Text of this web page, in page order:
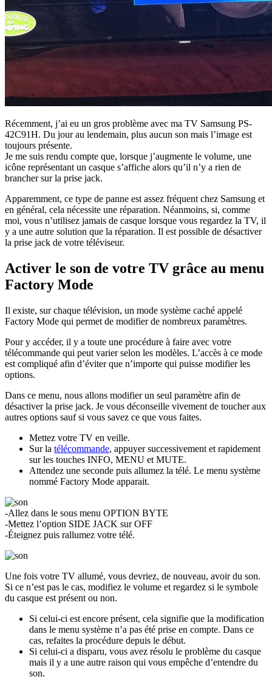
Récemment, j’ai eu un gros problème avec ma TV Samsung PS-
42C91H. Du jour au lendemain, plus aucun son mais l’image est
toujours présente.
Je me suis rendu compte que, lorsque j’augmente le volume, une
icône représentant un casque s’affiche alors qu’il n’y a rien de
brancher sur la prise jack.
Apparemment, ce type de panne est assez fréquent chez Samsung et
en général, cela nécessite une réparation. Néanmoins, si, comme
moi, vous n’utilisez jamais de casque lorsque vous regardez la TV, il
y a une autre solution que la réparation. Il est possible de désactiver
la prise jack de votre téléviseur.
Activer le son de votre TV grâce au menu
Factory Mode
Il existe, sur chaque télévision, un mode système caché appelé
Factory Mode qui permet de modifier de nombreux paramètres.
Pour y accéder, il y a toute une procédure à faire avec votre
télécommande qui peut varier selon les modèles. L’accès à ce mode
est compliqué afin d’éviter que n’importe qui puisse modifier les
options.
Dans ce menu, nous allons modifier un seul paramètre afin de
désactiver la prise jack. Je vous déconseille vivement de toucher aux
autres options sauf si vous savez ce que vous faites.
Mettez votre TV en veille.
Sur la télécommande, appuyer successivement et rapidement
sur les touches INFO, MENU et MUTE.
Attendez une seconde puis allumez la télé. Le menu système
nommé Factory Mode apparait.
-Allez dans le sous menu OPTION BYTE
-Mettez l’option SIDE JACK sur OFF
-Éteignez puis rallumez votre télé.
Une fois votre TV allumé, vous devriez, de nouveau, avoir du son.
Si ce n’est pas le cas, modifiez le volume et regardez si le symbole
du casque est présent ou non.
Si celui-ci est encore présent, cela signifie que la modification
dans le menu système n’a pas été prise en compte. Dans ce
cas, refaites la procédure depuis le début.
Si celui-ci a disparu, vous avez résolu le problème du casque
mais il y a une autre raison qui vous empêche d’entendre du
son.